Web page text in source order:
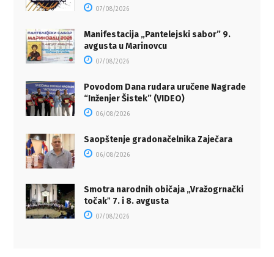
07/08/2026
Manifestacija „Pantelejski sabor” 9.
avgusta u Marinovcu
07/08/2026
Povodom Dana rudara uručene Nagrade
“Inženjer Šistek” (VIDEO)
06/08/2026
Saopštenje gradonačelnika Zaječara
06/08/2026
Smotra narodnih običaja „Vražogrnački
točakˮ 7. i 8. avgusta
07/08/2026